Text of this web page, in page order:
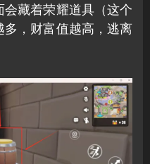
藏着荣耀道具（这个
，财富值越高，逃离